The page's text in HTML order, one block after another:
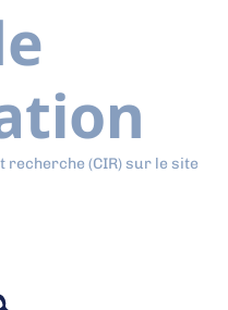
recherche (CIR) sur le site